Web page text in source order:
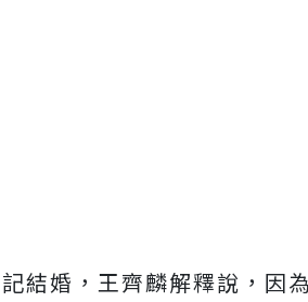
結婚，王齊麟解釋說，因